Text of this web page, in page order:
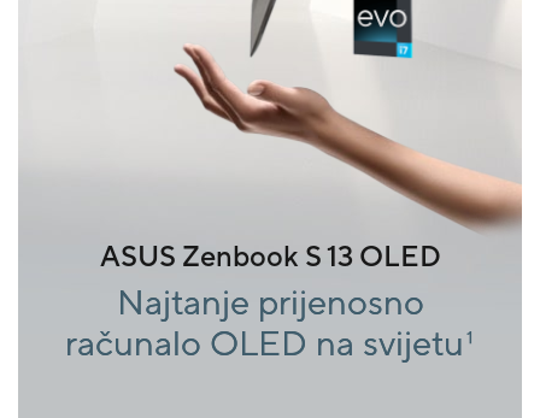
ASUS Zenbook S 13 OLED
Najtanje prijenosno
računalo OLED na svijetu1